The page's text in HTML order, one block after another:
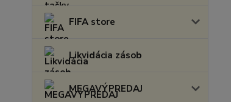
FIFA store
Likvidácia zásob
MEGAVÝPREDAJ